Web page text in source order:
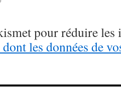
pour réduire les
les données de